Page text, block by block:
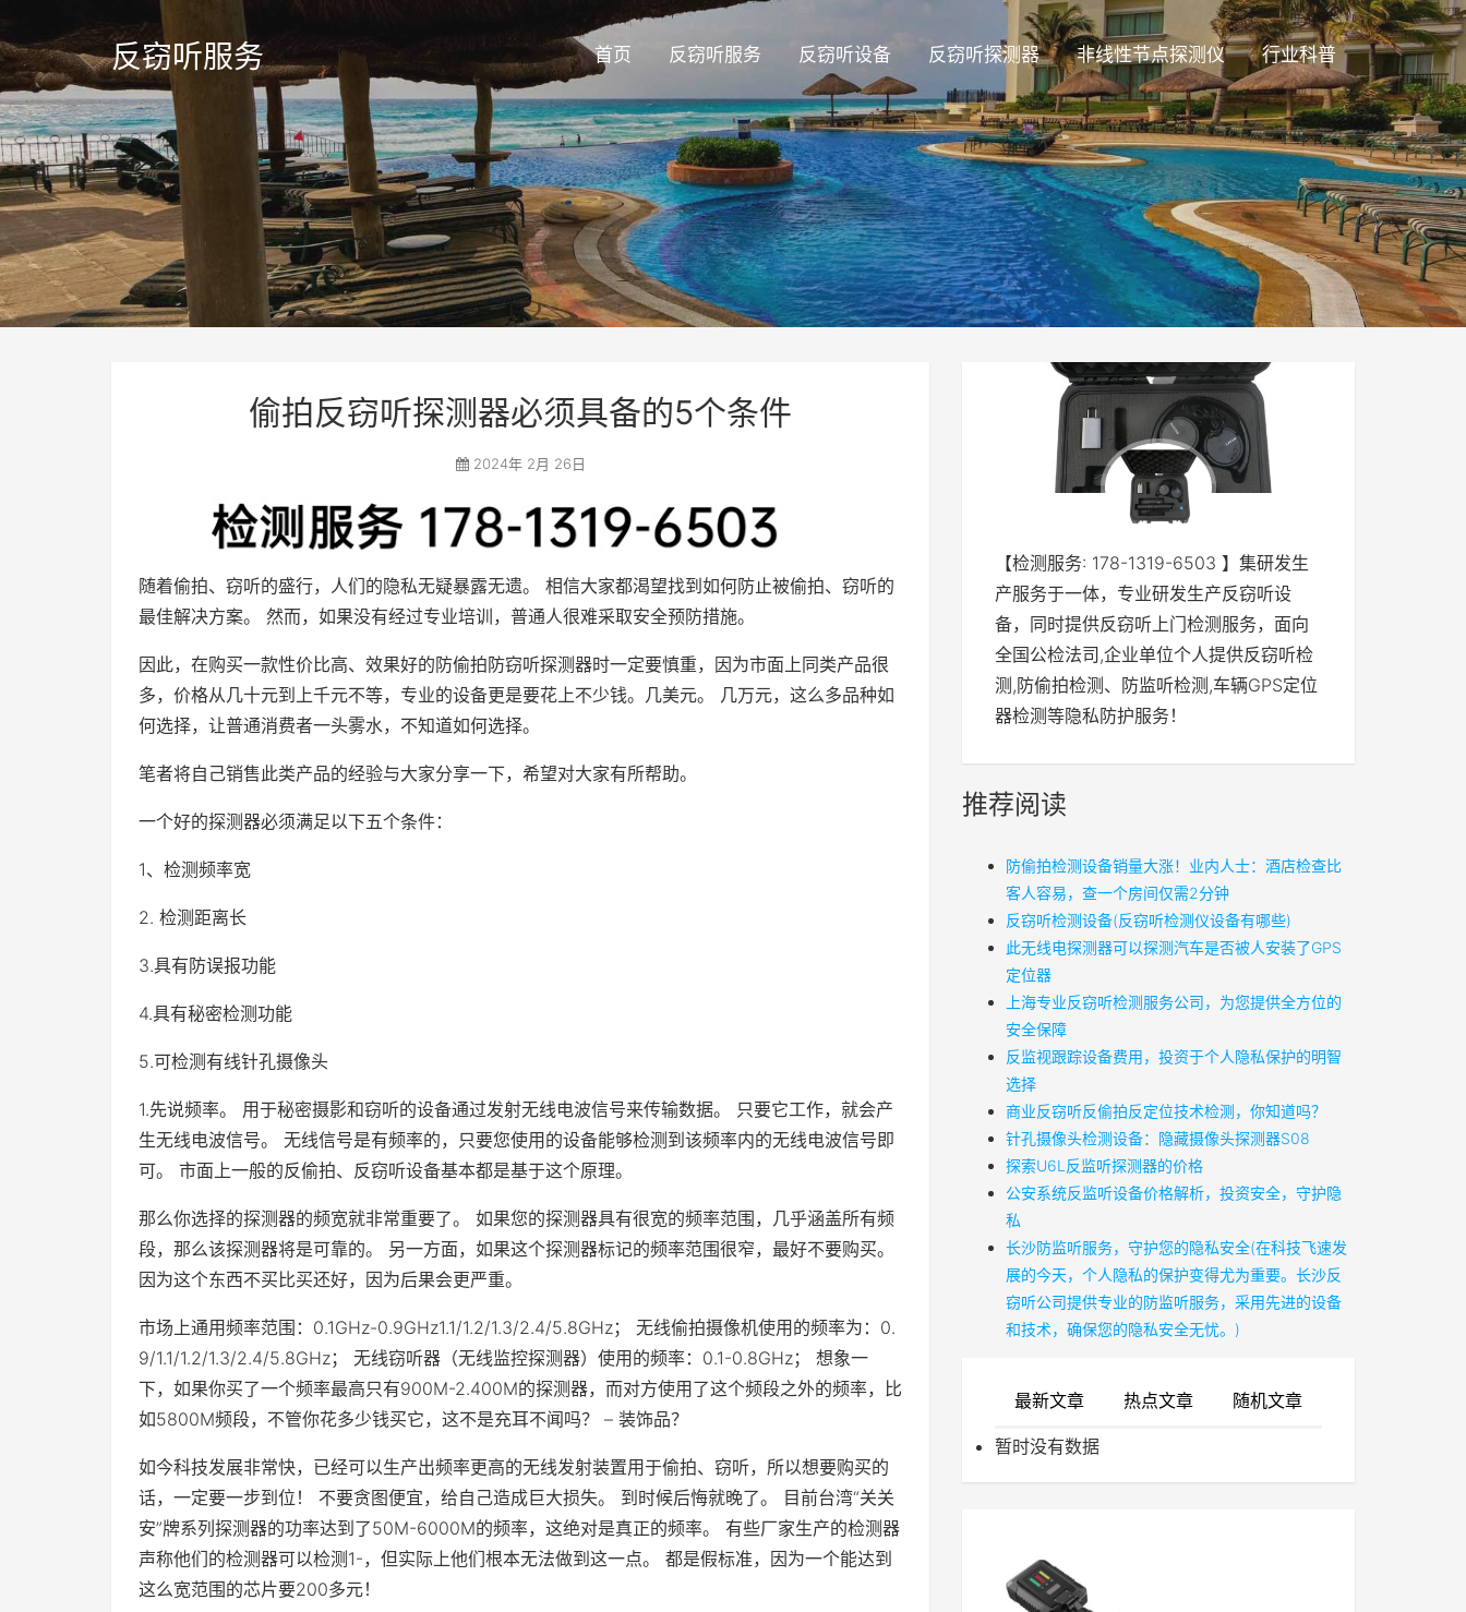
反窃听服务 首页 反窃听服务 反窃听设备 反窃听探测器 非线性节点探测仪 行业科普
偷拍反窃听探测器必须具备的5个条件
2024年 2月 26日
随着偷拍、窃听的盛行，人们的隐私无疑暴露无遗。 相信大家都渴望找到如何防止被偷拍、窃听的
最佳解决方案。 然而，如果没有经过专业培训，普通人很难采取安全预防措施。
因此，在购买一款性价比高、效果好的防偷拍防窃听探测器时一定要慎重，因为市面上同类产品很
多，价格从几十元到上千元不等，专业的设备更是要花上不少钱。几美元。 几万元，这么多品种如
何选择，让普通消费者一头雾水，不知道如何选择。
笔者将自己销售此类产品的经验与大家分享一下，希望对大家有所帮助。
一个好的探测器必须满足以下五个条件：
1、检测频率宽
2. 检测距离长
3.具有防误报功能
4.具有秘密检测功能
5.可检测有线针孔摄像头
1.先说频率。 用于秘密摄影和窃听的设备通过发射无线电波信号来传输数据。 只要它工作，就会产
生无线电波信号。 无线信号是有频率的，只要您使用的设备能够检测到该频率内的无线电波信号即
可。 市面上一般的反偷拍、反窃听设备基本都是基于这个原理。
那么你选择的探测器的频宽就非常重要了。 如果您的探测器具有很宽的频率范围，几乎涵盖所有频
段，那么该探测器将是可靠的。 另一方面，如果这个探测器标记的频率范围很窄，最好不要购买。
因为这个东西不买比买还好，因为后果会更严重。
市场上通用频率范围：0.1GHz-0.9GHz1.1/1.2/1.3/2.4/5.8GHz； 无线偷拍摄像机使用的频率为：0.
9/1.1/1.2/1.3/2.4/5.8GHz； 无线窃听器（无线监控探测器）使用的频率：0.1-0.8GHz； 想象一
下，如果你买了一个频率最高只有900M-2.400M的探测器，而对方使用了这个频段之外的频率，比
如5800M频段，不管你花多少钱买它，这不是充耳不闻吗？ – 装饰品？
如今科技发展非常快，已经可以生产出频率更高的无线发射装置用于偷拍、窃听，所以想要购买的
话，一定要一步到位！ 不要贪图便宜，给自己造成巨大损失。 到时候后悔就晚了。 目前台湾“关关
安”牌系列探测器的功率达到了50M-6000M的频率，这绝对是真正的频率。 有些厂家生产的检测器
声称他们的检测器可以检测1-，但实际上他们根本无法做到这一点。 都是假标准，因为一个能达到
这么宽范围的芯片要200多元！
【检测服务: 178-1319-6503 】集研发生
产服务于一体，专业研发生产反窃听设
备，同时提供反窃听上门检测服务，面向
全国公检法司,企业单位个人提供反窃听检
测,防偷拍检测、防监听检测,车辆GPS定位
器检测等隐私防护服务！
推荐阅读
防偷拍检测设备销量大涨！业内人士：酒店检查比
客人容易，查一个房间仅需2分钟
反窃听检测设备(反窃听检测仪设备有哪些)
此无线电探测器可以探测汽车是否被人安装了GPS
定位器
上海专业反窃听检测服务公司，为您提供全方位的
安全保障
反监视跟踪设备费用，投资于个人隐私保护的明智
选择
商业反窃听反偷拍反定位技术检测，你知道吗？
针孔摄像头检测设备：隐藏摄像头探测器S08
探索U6L反监听探测器的价格
公安系统反监听设备价格解析，投资安全，守护隐
私
长沙防监听服务，守护您的隐私安全(在科技飞速发
展的今天，个人隐私的保护变得尤为重要。长沙反
窃听公司提供专业的防监听服务，采用先进的设备
和技术，确保您的隐私安全无忧。)
最新文章 热点文章 随机文章
暂时没有数据